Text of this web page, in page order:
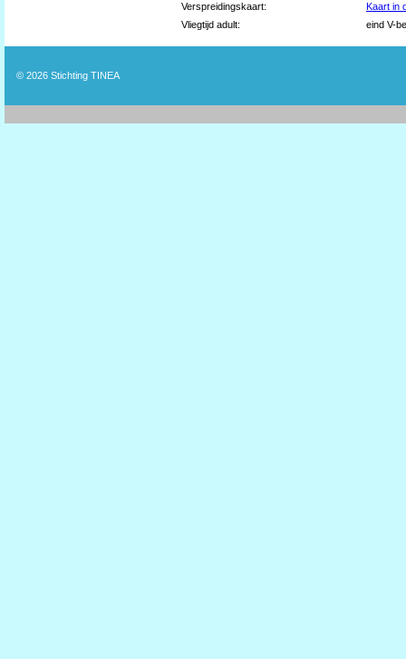
Verspreidingskaart:
Kaart in
Vliegtijd adult:
eind V-
© 2026 Stichting TINEA